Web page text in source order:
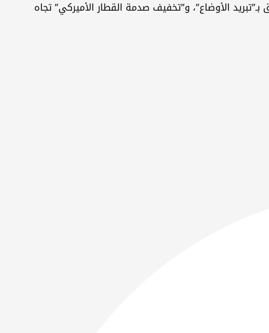
الأوضاع”، و”تخفيف صدمة القطار الأميركي” تجاه